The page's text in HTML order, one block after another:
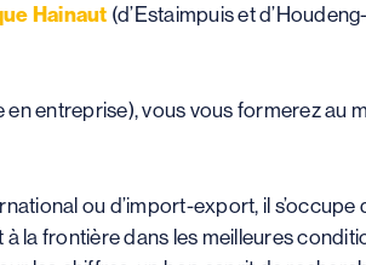
Hainaut (d’Estaimpuis et
entreprise), vous vous formerez au
ou d’import-export, il
la frontière dans les meilleures